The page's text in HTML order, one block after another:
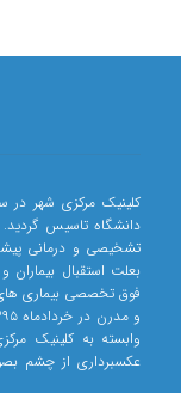
دانشگاه تاسیس
تشخیصی و درمانی
بعلت استقبال
فوق تخصصی بیماری
وابسته به کلینیک
عکسبرداری از چشم